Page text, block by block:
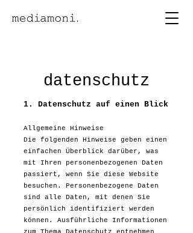
datenschutz
1. Datenschutz auf einen Blick
Allgemeine Hinweise
Die folgenden Hinweise geben einen
einfachen Überblick darüber, was
mit Ihren personenbezogenen Daten
passiert, wenn Sie diese Website
besuchen. Personenbezogene Daten
sind alle Daten, mit denen Sie
persönlich identifiziert werden
können. Ausführliche Informationen